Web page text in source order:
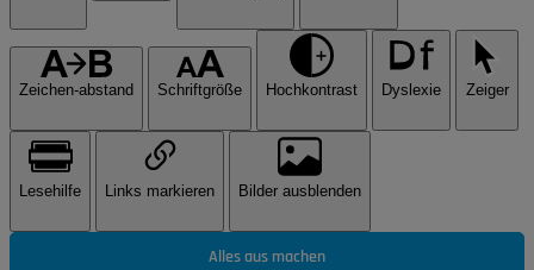
Zeichen-abstand Schriftgröße Hochkontrast Dyslexie Zeiger
Lesehilfe Links markieren Bilder ausblenden
Alles aus machen